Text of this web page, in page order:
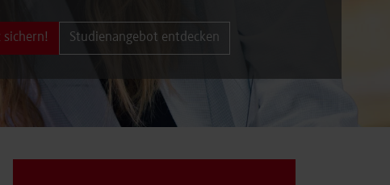
sichern! Studienangebot entdecken